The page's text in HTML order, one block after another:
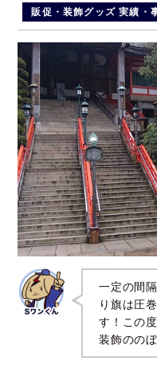
販促・装飾グッズ 実績・
一定の間
り旗は圧
す！この
装飾のの